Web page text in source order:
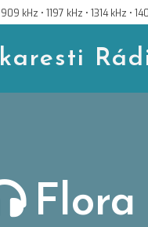
kHz • 1197 kHz • 1314 kHz •
Flora